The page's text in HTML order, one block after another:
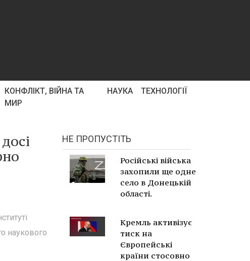
КОНФЛІКТ, ВІЙНА ТА
МИР
НАУКА ТЕХНОЛОГІЇ
наукового
НЕ ПРОПУСТІТЬ
Російські війська
захопили ще одне
село в Донецькій
області.
Кремль активізує
тиск на
Європейські
країни стосовно